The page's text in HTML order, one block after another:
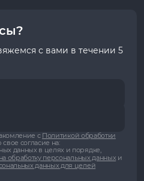
с вами в течении 5
с Политикой обработки
согласие на:
данных в целях и порядке,
обработку персональных данныхи
данных для целей